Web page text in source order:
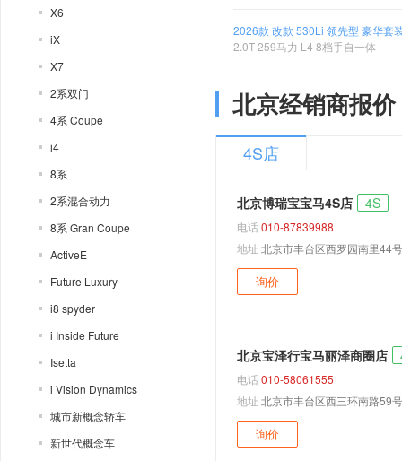
X6
iX
X7
2系双门
4系 Coupe
i4
8系
2系混合动力
8系 Gran Coupe
ActiveE
Future Luxury
i8 spyder
i Inside Future
Isetta
i Vision Dynamics
城市新概念轿车
新世代概念车
2026款 改款 530Li 领先型 豪华套
2.0T 259马力 L4 8档手自一体
北京经销商报价
4S店
北京博瑞宝宝马4S店 4S
电话010-87839988
地址 北京市丰台区西罗园南里44号
询价
北京宝泽行宝马丽泽商圈店
电话010-58061555
地址 北京市丰台区西三环南路59号
询价